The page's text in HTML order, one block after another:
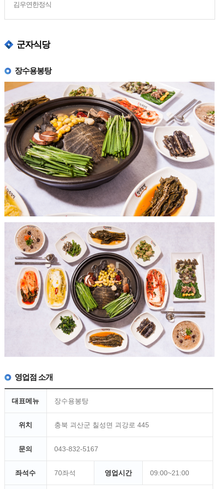
김우연한정식
군자식당
장수용봉탕
영업점 소개
대표메뉴 장수용봉탕
위치 충북 괴산군 칠성면 괴강로 445
문의 043-832-5167
좌석수 70좌석 영업시간 09:00~21:00